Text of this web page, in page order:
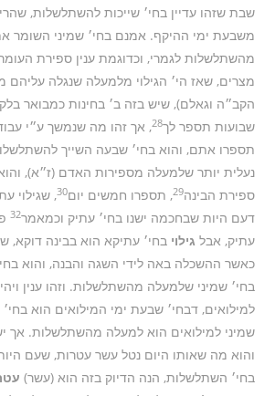
שבת שזהו עדיין בחי׳ שייכות להשתלשלות,
משבעת ימי ההיקף. אמנם בחי׳ שמיני השומר
מהשתלשלות לגמרי, וכדוגמת ענין ספירת
מצרים, שאז הי׳ הגילוי מלמעלה שנגלה עליהם
הקב״ה וגאלם), שיש בזה ב׳ בחינות כמבואר
שבועות תספר לך28, אך זהו מה שנמשך ע״י
תספרו אתם, והוא בחי׳ שבעה השייך
נעלית יותר שלמעלה מספירות האדם (ז״א),
ספירת הבינה29, תספרו חמשים יום30, שגילוי
דעם היות שבחכמה ישנו בחי׳ עתיק וכמאמר32
עתיק, אבלגילויבחי׳ עתיקא הוא בבינה דוקא,
כאשר ההשכלה באה לידי השגה והבנה, והוא
בחי׳ שמיני שלמעלה מהשתלשלות. וזהו ענין
למילואים, דבחי׳ שבעת ימי המילואים הוא
שמיני למילואים הוא למעלה מהשתלשלות. אך
והוא מה שאותו היום נטל עשר עטרות, שעם
בחי׳ השתלשלות, הנה הדיוק בזה הוא (עשר)